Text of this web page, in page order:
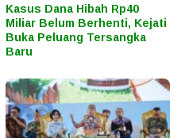
Kasus Dana Hibah Rp40
Miliar Belum Berhenti, Kejati
Buka Peluang Tersangka
Baru